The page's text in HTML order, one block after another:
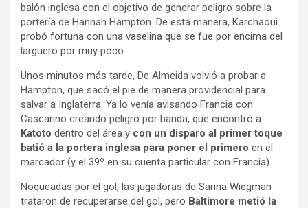
balón inglesa con el objetivo de generar peligro sobre la
portería de Hannah Hampton. De esta manera, Karchaoui
probó fortuna con una vaselina que se fue por encima del
larguero por muy poco.
Unos minutos más tarde, De Almeida volvió a probar a
Hampton, que sacó el pie de manera providencial para
salvar a Inglaterra. Ya lo venía avisando Francia con
Cascarino creando peligro por banda, que encontró a
Katoto dentro del área y con un disparo al primer toque
batió a la portera inglesa para poner el primero en el
marcador (y el 39º en su cuenta particular con Francia).
Noqueadas por el gol, las jugadoras de Sarina Wiegman
trataron de recuperarse del gol, pero Baltimore metió la